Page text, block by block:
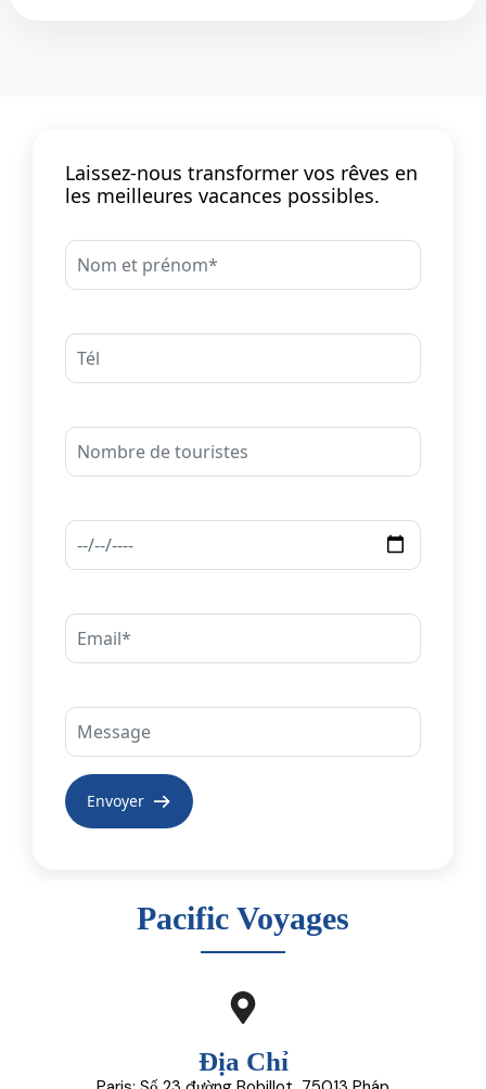
Laissez-nous transformer vos rêves en
les meilleures vacances possibles.
Pacific Voyages
Địa Chỉ